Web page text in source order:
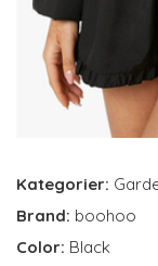
Kategorier:
Brand: boohoo
Color: Black